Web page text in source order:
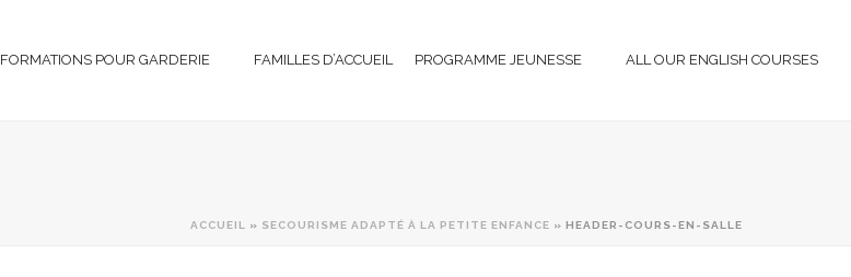
FORMATIONS POUR GARDERIE FAMILLES D’ACCUEIL PROGRAMME JEUNESSE ALL OUR ENGLISH COURSES
ACCUEIL » SECOURISME ADAPTÉ À LA PETITE ENFANCE » HEADER-COURS-EN-SALLE